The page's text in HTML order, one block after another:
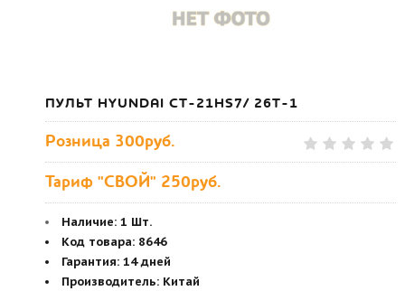
ПУЛЬТ HYUNDAI CT-21HS7/ 26T-1
Розница 300руб.
Тариф "СВОЙ" 250руб.
Наличие: 1 Шт.
Код товара: 8646
Гарантия: 14 дней
Производитель: Китай